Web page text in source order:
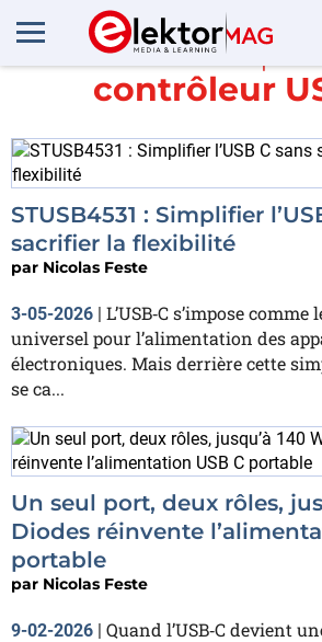
En savoir plus
contrôleur
STUSB4531 : Simplifier
sacrifier la flexibilité
par Nicolas Feste
3-05-2026 | L’USB‑C s’impose
universel pour l’alimentation des
électroniques. Mais derrière cette
se ca...
Un seul port, deux rôles,
Diodes réinvente
portable
par Nicolas Feste
9-02-2026 | Quand l’USB‑C devient